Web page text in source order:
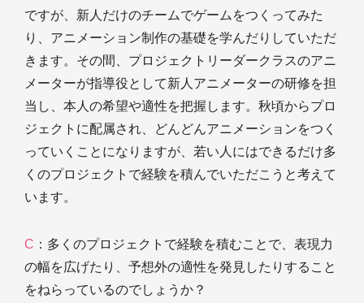
ですが、新人だけのチームでゲームをつくってみた
り、アニメーション制作の基礎を学んだりしていただ
きます。その間、プロジェクトリーダークラスのアニ
メーターが指導役として新人アニメーターの研修を担
当し、本人の希望や適性を把握します。秋頃からプロ
ジェクトに配属され、どんどんアニメーションをつく
っていくことになりますが、若い人にはできるだけ多
くのプロジェクトで経験を積んでいただこうと考えて
います。
C ：多くのプロジェクトで経験を積むことで、表現力
の幅を広げたり、予想外の適性を発見したりすること
をねらっているのでしょうか？